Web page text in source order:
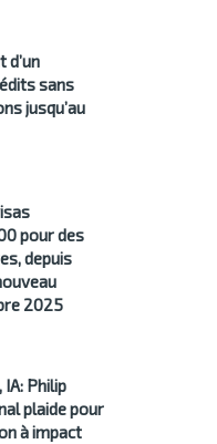
d’un
sans
jusqu’au
pour des
depuis
2025
Philip
plaide pour
à impact